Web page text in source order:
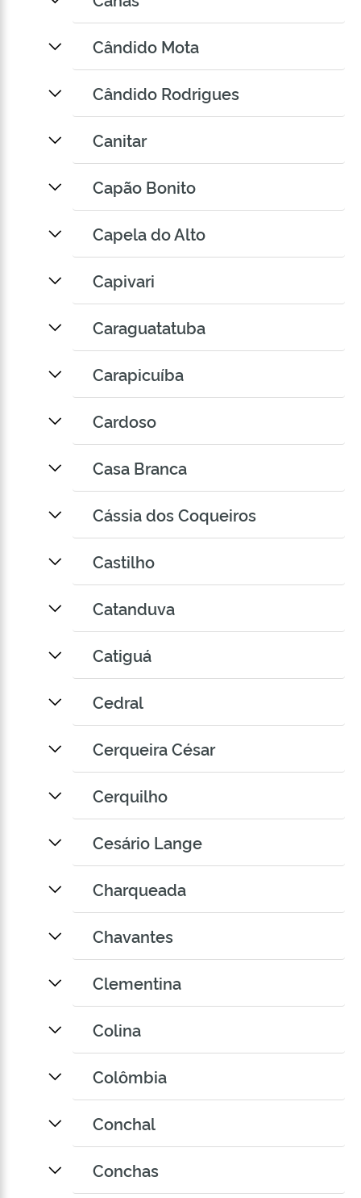
Cândido Mota
Cândido Rodrigues
Canitar
Capão Bonito
Capela do Alto
Capivari
Caraguatatuba
Carapicuíba
Cardoso
Casa Branca
Cássia dos Coqueiros
Castilho
Catanduva
Catiguá
Cedral
Cerqueira César
Cerquilho
Cesário Lange
Charqueada
Chavantes
Clementina
Colina
Colômbia
Conchal
Conchas